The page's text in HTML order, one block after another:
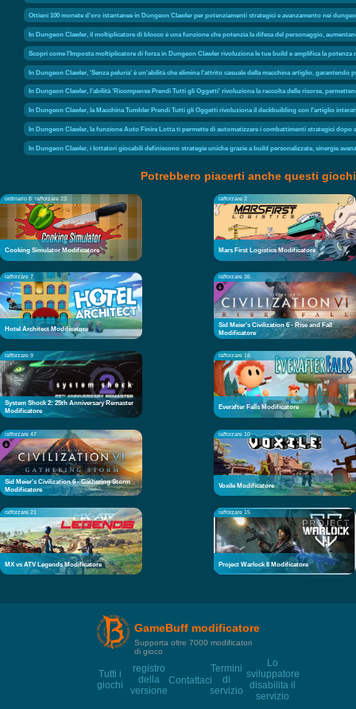
Ottieni 100 monete d'oro istantanee in Dungeon Clawler per potenziamenti strategici e avanzamento nei
In Dungeon Clawler, il moltiplicatore di blocco è una funzione che potenzia la difesa del personaggio,
Scopri come l'Imposta moltiplicatore di forza in Dungeon Clawler rivoluziona le tue build e amplifica la potenza
In Dungeon Clawler, 'Senza peluria' è un'abilità che elimina l'attrito casuale della macchina artiglio,
In Dungeon Clawler, l'abilità 'Ricompense Prendi Tutti gli Oggetti' rivoluziona la raccolta delle risorse,
In Dungeon Clawler, la Macchina Tumbler Prendi Tutti gli Oggetti rivoluziona il deckbuilding con l'artiglio
In Dungeon Clawler, la funzione Auto Finire Lotta ti permette di automatizzare i combattimenti strategici
In Dungeon Clawler, i lottatori giocabili definiscono strategie uniche grazie a build personalizzate, sinergie
Potrebbero piacerti anche questi giochi
ordinario 8 rafforzare 23
Cooking Simulator Modificatore
rafforzare 2
Mars First Logistics Modificatore
rafforzare 7
Hotel Architect Modificatore
rafforzare 36
Sid Meier's Civilization 6 - Rise and Fall
Modificatore
rafforzare 9
System Shock 2: 25th Anniversary Remaster
Modificatore
rafforzare 16
Everafter Falls Modificatore
rafforzare 47
Sid Meier's Civilization 6 - Gathering Storm
Modificatore
rafforzare 10
Voxile Modificatore
rafforzare 21
MX vs ATV Legends Modificatore
rafforzare 15
Project Warlock II Modificatore
GameBuff modificatore
Supporta oltre 7000 modificatori
di gioco
Tutti i
giochi
registro
della
versione
Contattaci
Termini
di
servizio
Lo
sviluppatore
disabilita il
servizio